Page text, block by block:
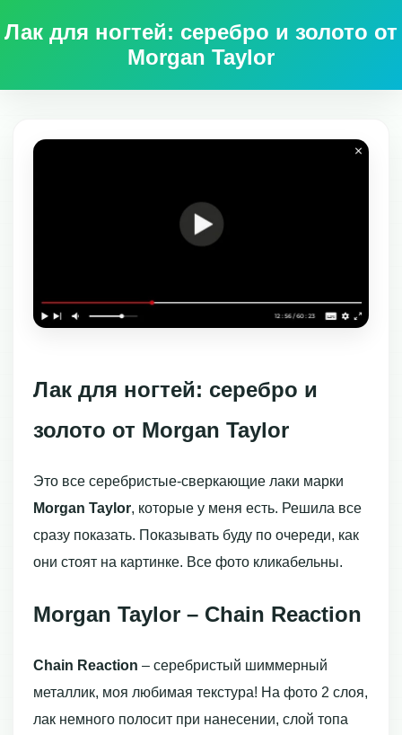
Лак для ногтей: серебро и золото от
Morgan Taylor
Лак для ногтей: серебро и
золото от Morgan Taylor
Это все серебристые-сверкающие лаки марки
Morgan Taylor, которые у меня есть. Решила все
сразу показать. Показывать буду по очереди, как
они стоят на картинке. Все фото кликабельны.
Morgan Taylor – Chain Reaction
Chain Reaction – серебристый шиммерный
металлик, моя любимая текстура! На фото 2 слоя,
лак немного полосит при нанесении, слой топа